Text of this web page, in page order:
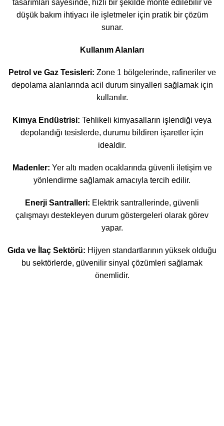
tasarımları sayesinde, hızlı bir şekilde monte edilebilir ve
düşük bakım ihtiyacı ile işletmeler için pratik bir çözüm
sunar.
Kullanım Alanları
Petrol ve Gaz Tesisleri: Zone 1 bölgelerinde, rafineriler ve
depolama alanlarında acil durum sinyalleri sağlamak için
kullanılır.
Kimya Endüstrisi: Tehlikeli kimyasalların işlendiği veya
depolandığı tesislerde, durumu bildiren işaretler için
idealdir.
Madenler: Yer altı maden ocaklarında güvenli iletişim ve
yönlendirme sağlamak amacıyla tercih edilir.
Enerji Santralleri: Elektrik santrallerinde, güvenli
çalışmayı destekleyen durum göstergeleri olarak görev
yapar.
Gıda ve İlaç Sektörü: Hijyen standartlarının yüksek olduğu
bu sektörlerde, güvenilir sinyal çözümleri sağlamak
önemlidir.